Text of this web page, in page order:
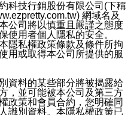
科技行銷股份有限公司(下稱
網域名及
公司將以慎重且嚴謹之態度
使用者個人隱私的安全。
隱私權政策條款及條件所拘
用或取得本公司所提供的服
資料的某些部分將被揭露給
，並可能被本公司及第三方
政策和會員合約，您明確同
識別資料。本隱私權政策已